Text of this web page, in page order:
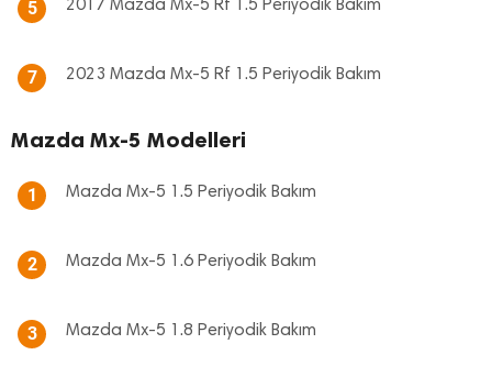
5 2017 Mazda Mx-5 Rf 1.5 Periyodik Bakım
7 2023 Mazda Mx-5 Rf 1.5 Periyodik Bakım
Mazda Mx-5 Modelleri
1 Mazda Mx-5 1.5 Periyodik Bakım
2 Mazda Mx-5 1.6 Periyodik Bakım
3 Mazda Mx-5 1.8 Periyodik Bakım